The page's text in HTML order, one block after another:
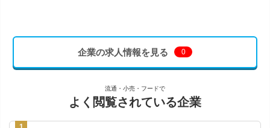
企業の求人情報を見る 0
流通・小売・フードで
よく閲覧されている企業